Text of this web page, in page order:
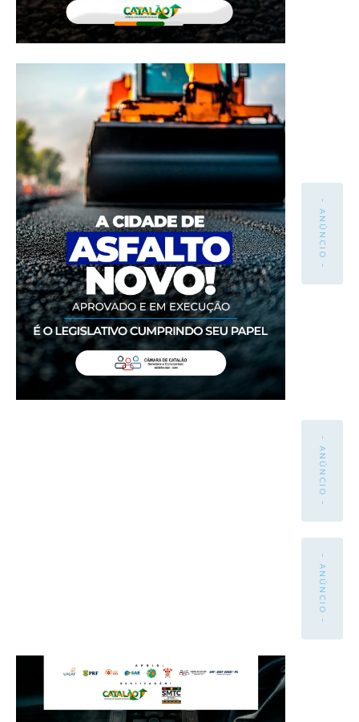
- ANÚNCIO -
- ANÚNCIO -
- ANÚNCIO -